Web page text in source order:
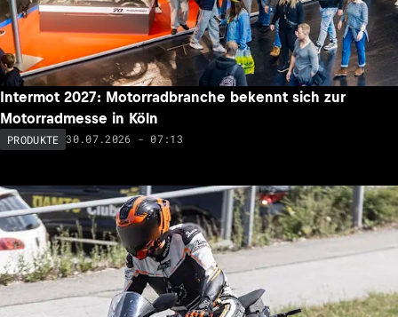
Intermot 2027: Motorradbranche bekennt sich zur
Motorradmesse in Köln
PRODUKTE 30.07.2026 - 07:13